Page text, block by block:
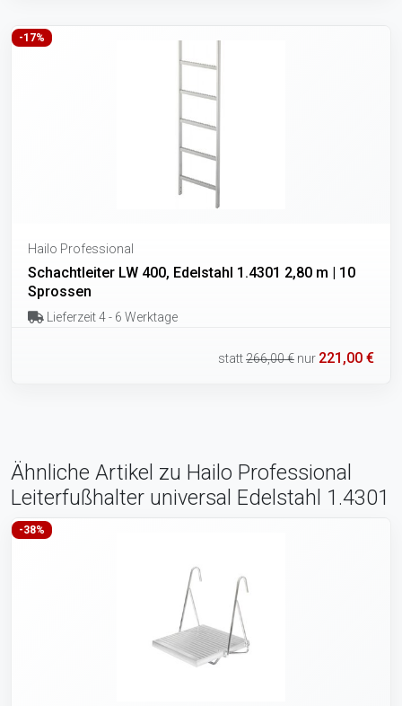
-17%
Hailo Professional
Schachtleiter LW 400, Edelstahl 1.4301 2,80 m | 10
Sprossen
Lieferzeit 4 - 6 Werktage
statt266,00 € nur 221,00 €
Ähnliche Artikel zu Hailo Professional
Leiterfußhalter universal Edelstahl 1.4301
-38%